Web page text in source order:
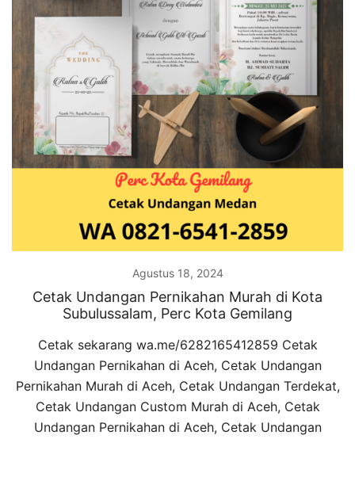
Agustus 18, 2024
Cetak Undangan Pernikahan Murah di Kota
Subulussalam, Perc Kota Gemilang
Cetak sekarang wa.me/6282165412859 Cetak
Undangan Pernikahan di Aceh, Cetak Undangan
Pernikahan Murah di Aceh, Cetak Undangan Terdekat,
Cetak Undangan Custom Murah di Aceh, Cetak
Undangan Pernikahan di Aceh, Cetak Undangan